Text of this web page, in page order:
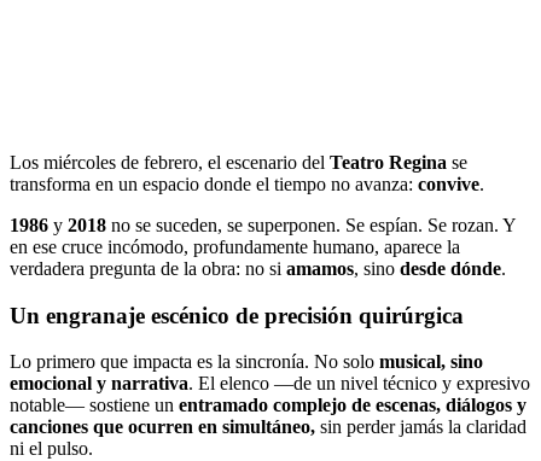
Los miércoles de febrero, el escenario del Teatro Regina se
transforma en un espacio donde el tiempo no avanza: convive.
1986 y 2018 no se suceden, se superponen. Se espían. Se rozan. Y
en ese cruce incómodo, profundamente humano, aparece la
verdadera pregunta de la obra: no si amamos, sino desde dónde.
Un engranaje escénico de precisión quirúrgica
Lo primero que impacta es la sincronía. No solo musical, sino
emocional y narrativa. El elenco —de un nivel técnico y expresivo
notable— sostiene un entramado complejo de escenas, diálogos y
canciones que ocurren en simultáneo, sin perder jamás la claridad
ni el pulso.